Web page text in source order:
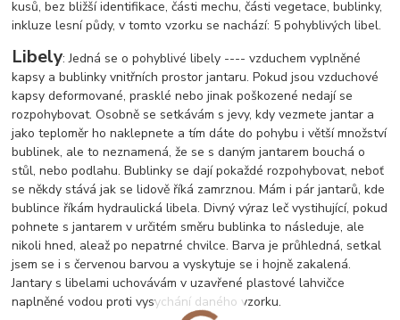
kusů, bez bližší identifikace, části mechu, části vegetace, bublinky,
inkluze lesní půdy, v tomto vzorku se nachází: 5 pohyblivých libel.
Libely: Jedná se o pohyblivé libely ---- vzduchem vyplněné
kapsy a bublinky vnitřních prostor jantaru. Pokud jsou vzduchové
kapsy deformované, prasklé nebo jinak poškozené nedají se
rozpohybovat. Osobně se setkávám s jevy, kdy vezmete jantar a
jako teploměr ho naklepnete a tím dáte do pohybu i větší množství
bublinek, ale to neznamená, že se s daným jantarem bouchá o
stůl, nebo podlahu. Bublinky se dají pokaždé rozpohybovat, neboť
se někdy stává jak se lidově říká zamrznou. Mám i pár jantarů, kde
bublince říkám hydraulická libela. Divný výraz leč vystihující, pokud
pohnete s jantarem v určitém směru bublinka to následuje, ale
nikoli hned, aleaž po nepatrné chvilce. Barva je průhledná, setkal
jsem se i s červenou barvou a vyskytuje se i hojně zakalená.
Jantary s libelami uchovávám v uzavřené plastové lahvičce
naplněné vodou proti vysychání daného vzorku.